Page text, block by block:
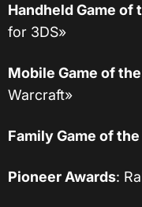
Handheld Game of
for 3DS»
Mobile Game of
Warcraft»
Family Game of the
Pioneer Awards: